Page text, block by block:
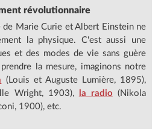
révolutionnaire
de Marie Curie et Albert Einstein ne
la physique. C'est aussi une
et des modes de vie sans guère
la mesure, imaginons notre
(Louis et Auguste Lumière, 1895),
Wright, 1903), la radio (Nikola
1900), etc.